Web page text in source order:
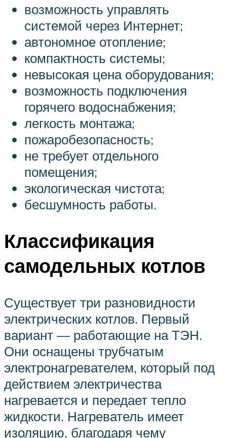
возможность управлять
системой через Интернет;
автономное отопление;
компактность системы;
невысокая цена оборудования;
возможность подключения
горячего водоснабжения;
легкость монтажа;
пожаробезопасность;
не требует отдельного
помещения;
экологическая чистота;
бесшумность работы.
Классификация
самодельных котлов
Существует три разновидности
электрических котлов. Первый
вариант — работающие на ТЭН.
Они оснащены трубчатым
электронагревателем, который под
действием электричества
нагревается и передает тепло
жидкости. Нагреватель имеет
изоляцию, благодаря чему